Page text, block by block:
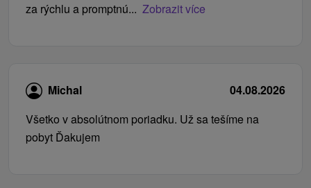
za rýchlu a promptnú... Zobrazit více
Michal
04.08.2026
Všetko v absolútnom poriadku. Už sa tešíme na
pobyt Ďakujem